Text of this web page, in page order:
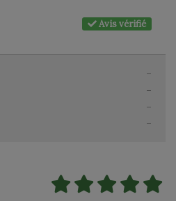
Avis vérifié
-
-
-
-